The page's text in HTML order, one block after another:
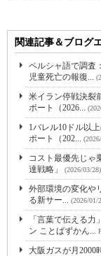
関連記事＆ブログ
ペルシャ語で調査
児童死亡の報復...
米イラン停戦決裂
ポート（2026...
1バレル10ドル以
ポート（202...
コスト最優先じゃ
達戦略」
(2026/03/28)
外部環境の変化や
る新サー... (2026/01/
「言葉で伝える
ン ことばずかん...
大阪ガスが月